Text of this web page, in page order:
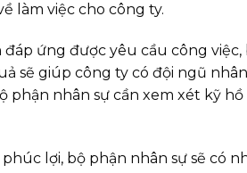
làm việc cho công ty.
ứng được yêu cầu công
sẽ giúp công ty có đội ngũ
nhân sự cần xem xét kỹ
lợi, bộ phận nhân sự sẽ có